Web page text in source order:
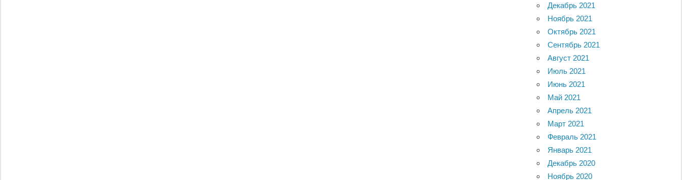
Декабрь 2021
Ноябрь 2021
Октябрь 2021
Сентябрь 2021
Август 2021
Июль 2021
Июнь 2021
Май 2021
Апрель 2021
Март 2021
Февраль 2021
Январь 2021
Декабрь 2020
Ноябрь 2020